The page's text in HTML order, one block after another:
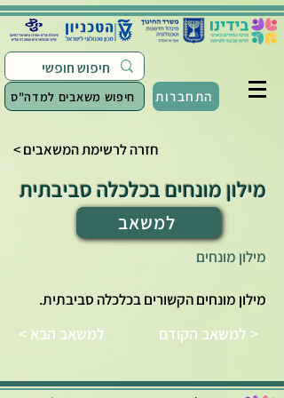
חיפוש משאבים למדה"ס התחברות
< חזרה לרשימת המשאבים
מילון מונחים בכלכלה סביבתית
למשאב
מילון מונחים
מילון מונחים הקשורים בכלכלה סביבתית.
< למשאב הבא למשאב הקודם >